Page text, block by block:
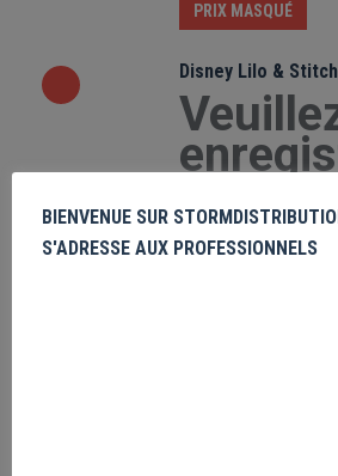
PRIX MASQUÉ
Disney Lilo &
PRIX MASQUÉ
BIENVENUE SUR
S'ADRESSE AUX PROFESSIONNELS